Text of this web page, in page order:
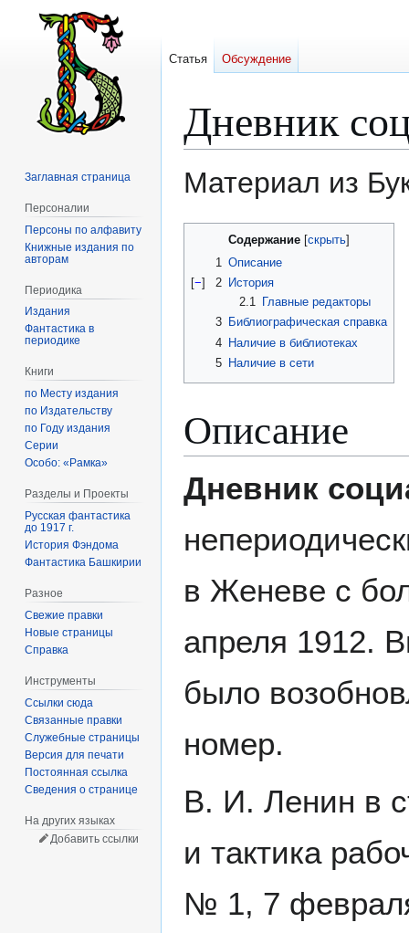
Дневник
Материал из
Перейти
Перейти
Содержание
1 Описание
[−] 2
История
2.1
Главные редакторы
3
Библиографическая справка
4 Наличие в библиотеках
5
Наличие в сети
Описание
Дневник
в Женеве с
апреля 1912.
было
номер.
В. И. Ленин в
и тактика
№ 1, 7
Статья Обсуждение
Заглавная страница
Персоналии
Персоны по алфавиту
Книжные издания по
авторам
Периодика
Издания
Фантастика в
периодике
Книги
по Месту издания
по Издательству
по Году издания
Серии
Особо: «Рамка»
Разделы и Проекты
Русская фантастика
до 1917 г.
История Фэндома
Фантастика Башкирии
Разное
Свежие правки
Новые страницы
Справка
Инструменты
Ссылки сюда
Связанные правки
Служебные страницы
Версия для печати
Постоянная ссылка
Сведения о странице
На других языках
Добавить ссылки